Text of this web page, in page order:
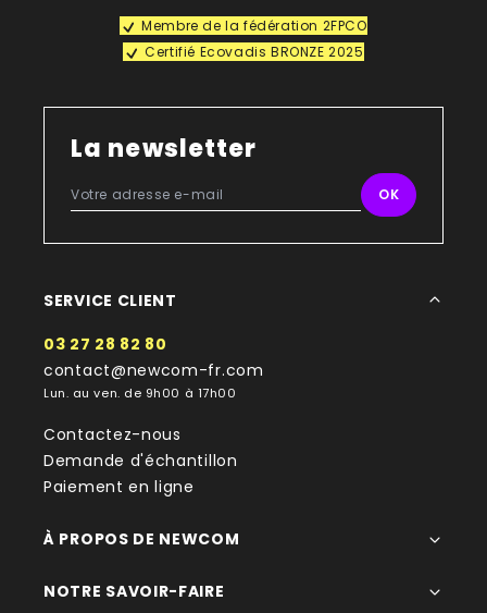
Membre de la fédération 2FPCO
Certifié Ecovadis BRONZE 2025
La newsletter
SERVICE CLIENT
03 27 28 82 80
contact@newcom-fr.com
Lun. au ven. de 9h00 à 17h00
Contactez-nous
Demande d'échantillon
Paiement en ligne
À PROPOS DE NEWCOM
NOTRE SAVOIR-FAIRE